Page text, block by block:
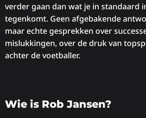
verder gaan dan wat je in standaard
tegenkomt. Geen afgebakende
maar echte gesprekken over
mislukkingen, over de druk van
achter de voetballer.
Wie is Rob Jansen?